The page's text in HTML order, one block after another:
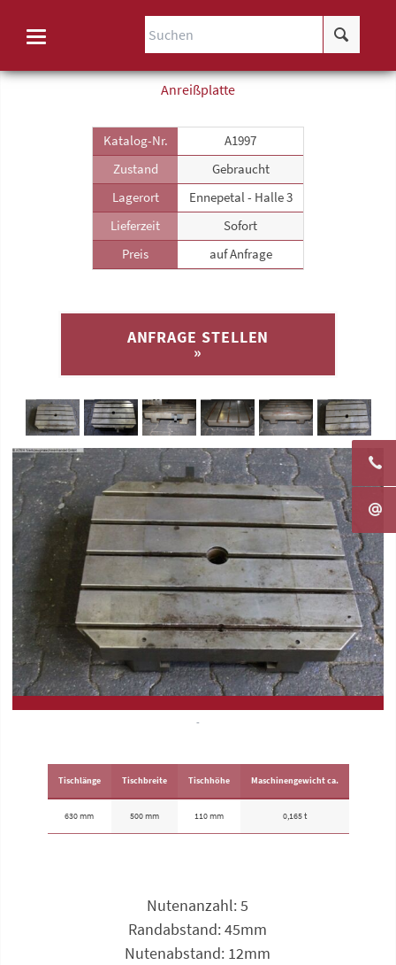
-
Anreiß­platte
Katalog-Nr.
A1997
Zustand
Gebraucht
Lagerort
Ennepetal - Halle 3
Lieferzeit
Sofort
Preis
auf Anfrage
ANFRAGE STELLEN
»
Tischlänge
630 mm
Tischbreite
500 mm
Tischhöhe
110 mm
Maschinengewicht ca.
0,165 t
Nutenanzahl: 5
Randabstand: 45mm
Nutenabstand: 12mm